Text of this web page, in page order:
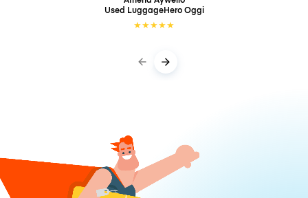
Used LuggageHeroOggi
★★★★★